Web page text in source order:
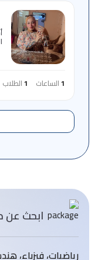
1الساعات 1الطلاب
ابحث عن
رياضيات، فيزباء،